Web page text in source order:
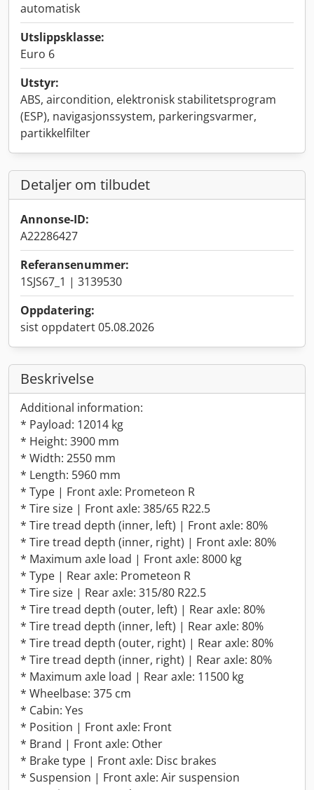
automatisk
Utslippsklasse:
Euro 6
Utstyr:
ABS, aircondition, elektronisk stabilitetsprogram
(ESP), navigasjonssystem, parkeringsvarmer,
partikkelfilter
Detaljer om tilbudet
Annonse-ID:
A22286427
Referansenummer:
1SJS67_1 | 3139530
Oppdatering:
sist oppdatert 05.08.2026
Beskrivelse
Additional information:
* Payload: 12014 kg
* Height: 3900 mm
* Width: 2550 mm
* Length: 5960 mm
* Type | Front axle: Prometeon R
* Tire size | Front axle: 385/65 R22.5
* Tire tread depth (inner, left) | Front axle: 80%
* Tire tread depth (inner, right) | Front axle: 80%
* Maximum axle load | Front axle: 8000 kg
* Type | Rear axle: Prometeon R
* Tire size | Rear axle: 315/80 R22.5
* Tire tread depth (outer, left) | Rear axle: 80%
* Tire tread depth (inner, left) | Rear axle: 80%
* Tire tread depth (outer, right) | Rear axle: 80%
* Tire tread depth (inner, right) | Rear axle: 80%
* Maximum axle load | Rear axle: 11500 kg
* Wheelbase: 375 cm
* Cabin: Yes
* Position | Front axle: Front
* Brand | Front axle: Other
* Brake type | Front axle: Disc brakes
* Suspension | Front axle: Air suspension